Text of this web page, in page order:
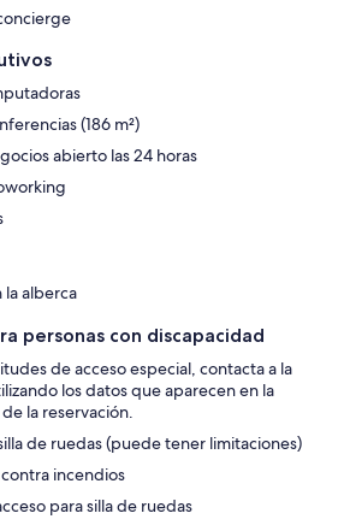
(186 m²)
abierto las 24 horas
la alberca
personas con discapacidad
de acceso especial, contacta a la
los datos que aparecen en la
la reservación.
de ruedas (puede tener limitaciones)
incendios
para silla de ruedas